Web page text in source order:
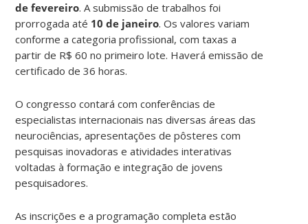
de fevereiro. A submissão de trabalhos foi
prorrogada até 10 de janeiro. Os valores variam
conforme a categoria profissional, com taxas a
partir de R$ 60 no primeiro lote. Haverá emissão de
certificado de 36 horas.
O congresso contará com conferências de
especialistas internacionais nas diversas áreas das
neurociências, apresentações de pôsteres com
pesquisas inovadoras e atividades interativas
voltadas à formação e integração de jovens
pesquisadores.
As inscrições e a programação completa estão